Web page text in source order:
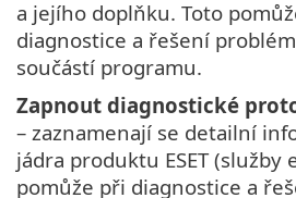
a jejího doplňku. Toto
diagnostice a řešení
součástí programu.
Zapnout diagnostické
– zaznamenají se detailní
jádra produktu ESET (služby
pomůže při diagnostice a